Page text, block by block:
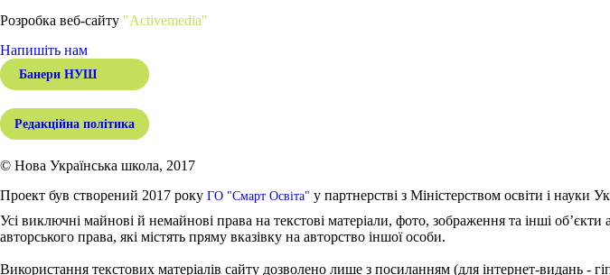
Розробка веб-сайту "Activemedia"
Напишіть нам
Банери НУШ
Редакційна політика
© Нова Українська школа, 2017
Проект був створений 2017 року ГО "Смарт Освіта" у партнерстві з Міністерством освіти і
Усі виключні майнові й немайнові права на текстові матеріали, фото, зображення та інші
авторського права, які містять пряму вказівку на авторство іншої особи.
Використання текстових матеріалів сайту дозволено лише з посиланням (для інтернет-видань